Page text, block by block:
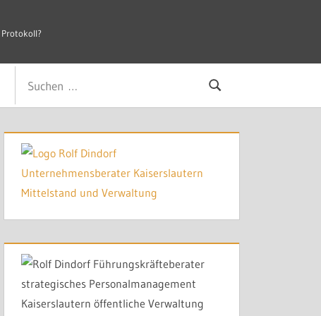
Suchen
die nicht gelten, kosten mehr als Zeit.